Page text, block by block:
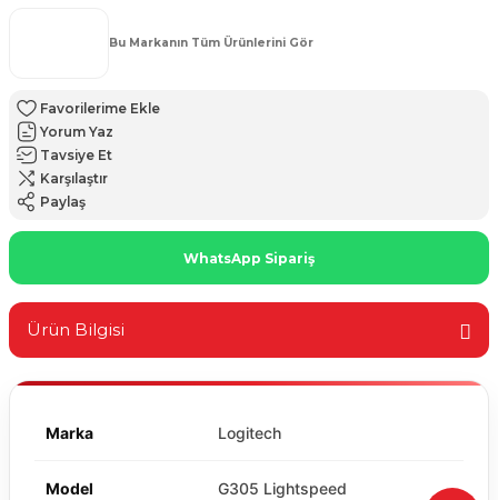
Bu Markanın Tüm Ürünlerini Gör
Yorum Yaz
Tavsiye Et
Karşılaştır
Paylaş
WhatsApp Sipariş
Ürün Bilgisi
Marka Logitech
Model G305 Lightspeed